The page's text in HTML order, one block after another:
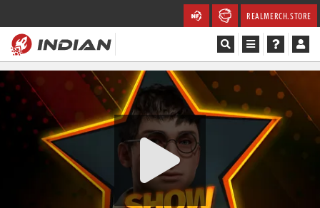
REALMERCH.STORE
Magazín
Recenze